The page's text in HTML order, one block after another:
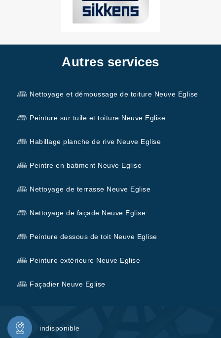
Autres services
Nettoyage et démoussage de toiture Neuve Eglise
Peinture sur tuile et toiture Neuve Eglise
Habillage planche de rive Neuve Eglise
Peintre en batiment Neuve Eglise
Nettoyage de terrasse Neuve Eglise
Nettoyage de façade Neuve Eglise
Peinture dessous de toit Neuve Eglise
Peinture extérieure Neuve Eglise
Façadier Neuve Eglise
indisponible